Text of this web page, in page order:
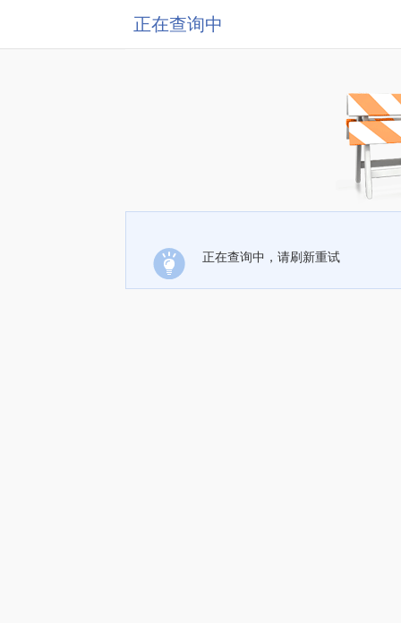
正在查询中
正在查询中，请刷新重试